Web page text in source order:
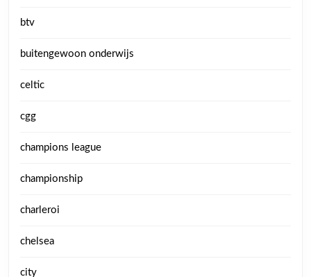
btv
buitengewoon onderwijs
celtic
cgg
champions league
championship
charleroi
chelsea
city